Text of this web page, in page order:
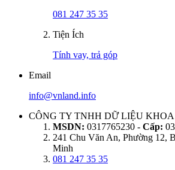
081 247 35 35
Tiện Ích
Tính vay, trả góp
Email
info@vnland.info
CÔNG TY TNHH DỮ LIỆU
MSDN: 0317765230 - Cấp:
241 Chu Văn An, Phường 12,
Minh
081 247 35 35